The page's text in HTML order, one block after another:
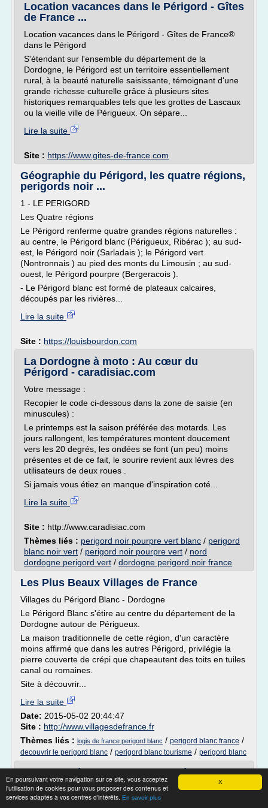
X
En poursuivant votre navigation sur ce site, vous acceptez
l'utilisation de cookies pour vous proposer des contenus et
services adaptés à vos centres d'intérêts. En savoir plus
Location vacances dans le Périgord - Gîtes
de France ...
Location vacances dans le Périgord - Gîtes de France®
dans le Périgord
S'étendant sur l'ensemble du département de la
Dordogne, le Périgord est un territoire essentiellement
rural, à la beauté naturelle saisissante, témoignant d'une
grande richesse culturelle grâce à plusieurs sites
historiques remarquables tels que les grottes de Lascaux
ou la vieille ville de Périgueux. On sépare...
Lire la suite
Site : https://www.gites-de-france.com
Géographie du Périgord, les quatre régions,
perigords noir ...
1 - LE PERIGORD
Les Quatre régions
Le Périgord renferme quatre grandes régions naturelles :
au centre, le Périgord blanc (Périgueux, Ribérac ); au sud-
est, le Périgord noir (Sarladais ); le Périgord vert
(Nontronnais ) au pied des monts du Limousin ; au sud-
ouest, le Périgord pourpre (Bergeracois ).
- Le Périgord blanc est formé de plateaux calcaires,
découpés par les rivières...
Lire la suite
Site : https://louisbourdon.com
La Dordogne à moto : Au cœur du
Périgord - caradisiac.com
Votre message :
Recopier le code ci-dessous dans la zone de saisie (en
minuscules) :
Le printemps est la saison préférée des motards. Les
jours rallongent, les températures montent doucement
vers les 20 degrés, les ondées se font (un peu) moins
présentes et de ce fait, le sourire revient aux lèvres des
utilisateurs de deux roues .
Si jamais vous étiez en manque d'inspiration coté...
Lire la suite
Site : http://www.caradisiac.com
Thèmes liés : perigord noir pourpre vert blanc / perigord
blanc noir vert / perigord noir pourpre vert / nord
dordogne perigord vert / dordogne perigord noir france
Les Plus Beaux Villages de France
Villages du Périgord Blanc - Dordogne
Le Périgord Blanc s'étire au centre du département de la
Dordogne autour de Périgueux.
La maison traditionnelle de cette région, d'un caractère
moins affirmé que dans les autres Périgord, privilégie la
pierre couverte de crépi que chapeautent des toits en tuiles
canal ou romaines.
Site à découvrir...
Lire la suite
Date: 2015-05-02 20:44:47
Site : http://www.villagesdefrance.fr
Thèmes liés : logis de france perigord blanc / perigord blanc france /
decouvrir le perigord blanc / perigord blanc tourisme / perigord blanc
Pays du Périgord noir — Wikipédia
Pour les articles homonymes, voir Périgord (homonymie)
.